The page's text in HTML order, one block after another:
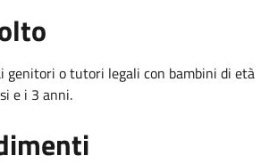
genitori o tutori legali con bambini di età
e i 3 anni.